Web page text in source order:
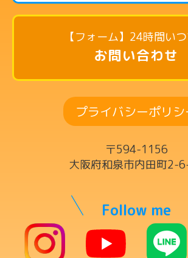
リトミックコース
英語リトミックコース
ドラムコース
ボーカルコース
ギター・ウクレレ・ベースコース
キーボードコース
ママの為の英語コース
チケット制レッスン
【フォーム】24時間い
お問い合わせ
プライバシーポリシ
〒594-1156
大阪府和泉市内田町2-
Follow me